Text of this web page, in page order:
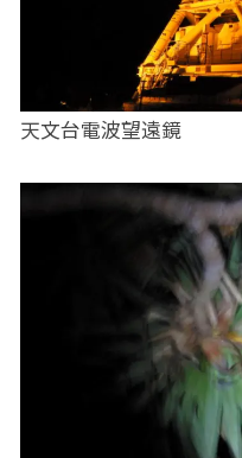
天文台電波望遠鏡